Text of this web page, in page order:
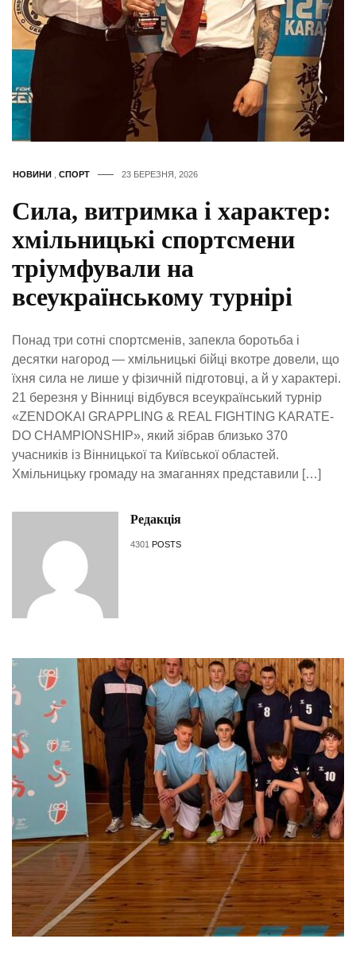
НОВИНИ СПОРТ 23 БЕРЕЗНЯ, 2026
Сила, витримка і характер:
хмільницькі спортсмени
тріумфували на
всеукраїнському турнірі
Понад три сотні спортсменів, запекла боротьба і
десятки нагород — хмільницькі бійці вкотре довели, що
їхня сила не лише у фізичній підготовці, а й у характері.
21 березня у Вінниці відбувся всеукраїнський турнір
«ZENDOKAI GRAPPLING & REAL FIGHTING KARATE-
DO CHAMPIONSHIP», який зібрав близько 370
учасників із Вінницької та Київської областей.
Хмільницьку громаду на змаганнях представили […]
Редакція
4301 POSTS